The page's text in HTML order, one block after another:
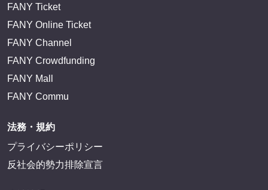
FANY Ticket
FANY Online Ticket
FANY Channel
FANY Crowdfunding
FANY Mall
FANY Commu
法務・規約
プライバシーポリシー
反社会的勢力排除宣言